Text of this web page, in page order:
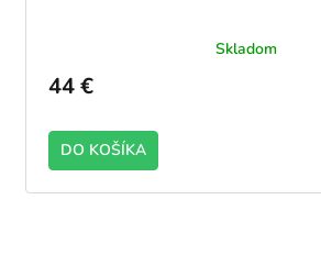
Skladom
44 €
DO KOŠÍKA